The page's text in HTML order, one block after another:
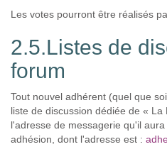
Les votes pourront être réalisés
2.5.Listes de
forum
Tout nouvel adhérent (quel que
liste de discussion dédiée de «
l'adresse de messagerie qu'il
adhésion, dont l'adresse est :